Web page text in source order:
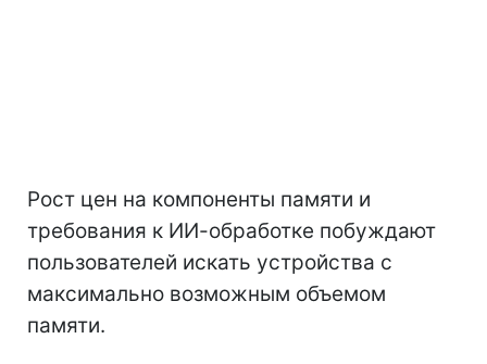
Рост цен на компоненты памяти и
требования к ИИ-обработке побуждают
пользователей искать устройства с
максимально возможным объемом
памяти.